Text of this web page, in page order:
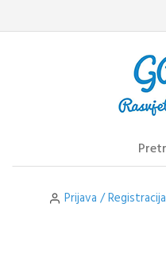
to
Prijava / Registracija